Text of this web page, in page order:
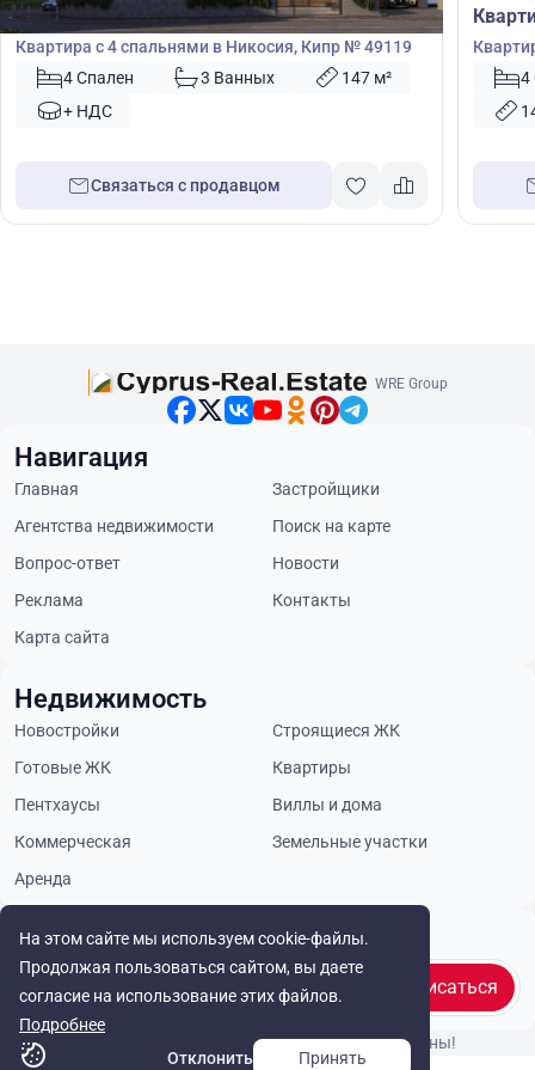
Квартира
Квартира с 4 спальнями в Никосия, Кипр № 49119
4 Спален
3 Ванных
147 м²
+ НДС
Связаться с продавцом
4
На этом сайте мы используем cookie-файлы.
Продолжая пользоваться сайтом, вы даете
согласие на использование этих файлов.
Подробнее
Отклонить
Принять
WRE Group
Будьте в курсе
Подписаться
Навигация
Главная
Застройщики
Агентства недвижимости
Поиск на карте
Вопрос-ответ
Новости
Реклама
Контакты
Карта сайта
Недвижимость
Новостройки
Строящиеся ЖК
Готовые ЖК
Квартиры
Пентхаусы
Виллы и дома
Коммерческая
Земельные участки
Аренда
© Cyprus Realestate 2026. Все права защищены!